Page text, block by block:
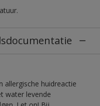
allergische huidreactie
water levende